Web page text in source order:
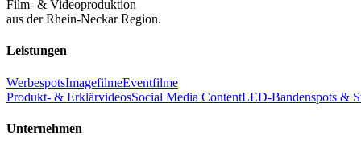
Film- & Videoproduktion
aus der Rhein-Neckar Region.
Leistungen
WerbespotsImagefilmeEventfilme
Produkt- & ErklärvideosSocial Media ContentLED-Bandenspots &
Unternehmen